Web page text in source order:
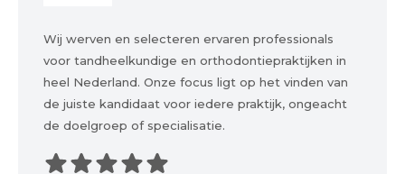
Wij werven en selecteren ervaren professionals
voor tandheelkundige en orthodontiepraktijken in
heel Nederland. Onze focus ligt op het vinden van
de juiste kandidaat voor iedere praktijk, ongeacht
de doelgroep of specialisatie.